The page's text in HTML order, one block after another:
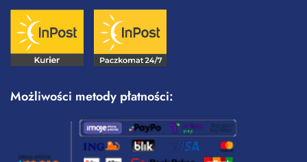
Możliwości metody płatności: